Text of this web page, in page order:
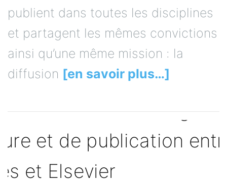
publient dans toutes les disciplines
et partagent les mêmes convictions
ainsi qu’une même mission : la
diffusion [en savoir plus…]